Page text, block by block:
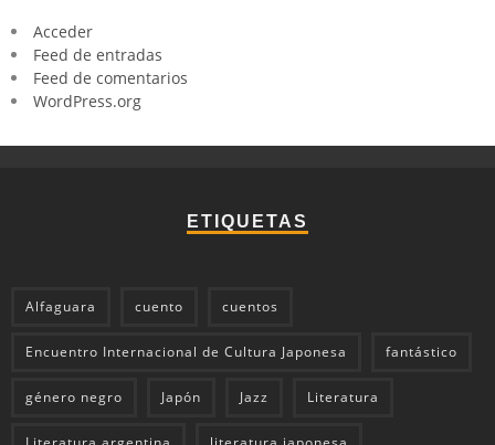
Acceder
Feed de entradas
Feed de comentarios
WordPress.org
ETIQUETAS
Alfaguara cuento cuentos
Encuentro Internacional de Cultura Japonesa fantástico
género negro Japón Jazz Literatura